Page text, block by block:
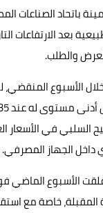
باتحاد الصناعات
بعد الارتفاعات
والطلب.
في الأسعار
داخل الجهاز المصرفي.
المقبلة، خاصة مع